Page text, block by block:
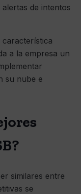
de intentos
característica
a la empresa un
su nube e
similares entre
se